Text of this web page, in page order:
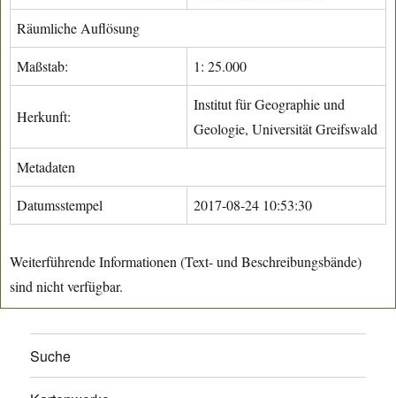
Räumliche Auflösung
Maßstab: 1: 25.000
Herkunft:
Institut für Geographie und
Geologie, Universität Greifswald
Metadaten
Datumsstempel 2017-08-24 10:53:30
Weiterführende Informationen (Text- und Beschreibungsbände)
sind nicht verfügbar.
Suche